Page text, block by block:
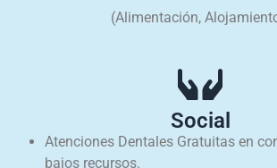
(Alimentación,
Social
Atenciones Dentales Gratuitas en
bajos recursos.